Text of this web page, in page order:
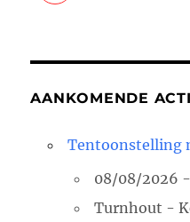
AANKOMENDE
Tentoonstelling
08/08/2026
Turnhout -